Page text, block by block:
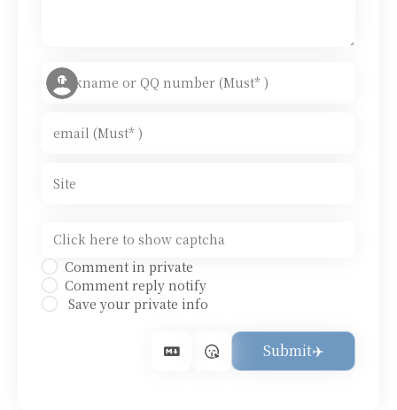
Comment in private
Comment reply notify
Save your private info